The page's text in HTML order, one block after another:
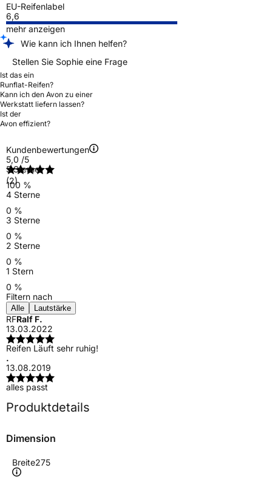
EU-Reifenlabel
6,6
mehr anzeigen
Wie kann ich Ihnen helfen?
Stellen Sie Sophie eine Frage
Ist das ein
Runflat-Reifen?
Kann ich den Avon zu einer
Werkstatt liefern lassen?
Ist der
Avon effizient?
Kundenbewertungen
5,0 /5
(2)
5 Sterne
100 %
4 Sterne
0 %
3 Sterne
0 %
2 Sterne
0 %
1 Stern
0 %
Filtern nach
Alle Lautstärke
RFRalf F.
13.03.2022
Reifen Läuft sehr ruhig!
.
13.08.2019
alles passt
Produktdetails
Dimension
Breite275